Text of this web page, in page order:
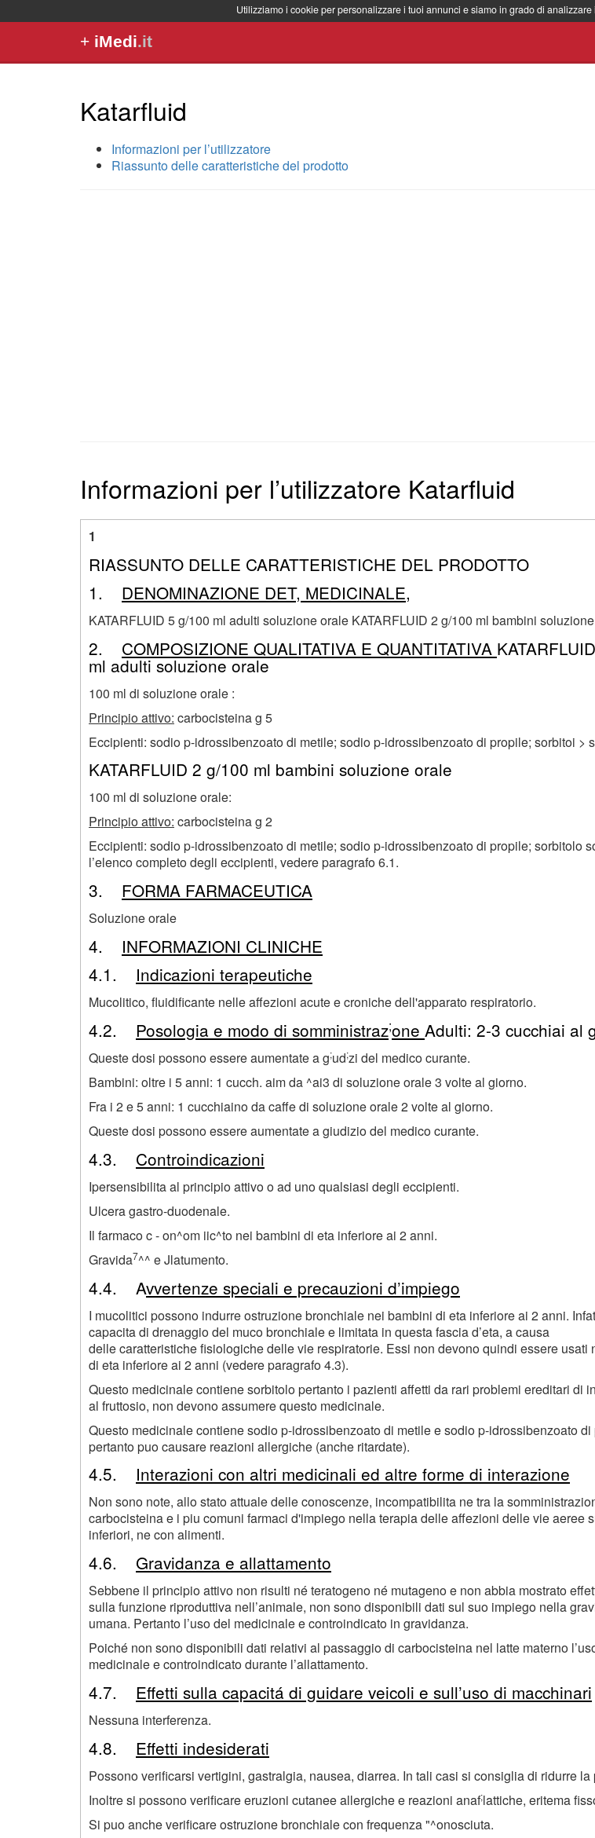
Utilizziamo i cookie per personalizzare i tuoi annunci e siamo in grado di analizzare
+ iMedi.it
Katarfluid
Informazioni per l’utilizzatore
Riassunto delle caratteristiche del prodotto
Informazioni per l’utilizzatore Katarfluid
1
RIASSUNTO DELLE CARATTERISTICHE DEL PRODOTTO
1. DENOMINAZIONE DET, MEDICINALE,
KATARFLUID 5 g/100 ml adulti soluzione orale KATARFLUID 2 g/100 ml bambini
2. COMPOSIZIONE QUALITATIVA E QUANTITATIVA
ml adulti soluzione orale
100 ml di soluzione orale :
Principio attivo: carbocisteina g 5
Eccipienti: sodio p-idrossibenzoato di metile; sodio p-idrossibenzoato di propile; sorbitoi >
KATARFLUID 2 g/100 ml bambini soluzione orale
100 ml di soluzione orale:
Principio attivo: carbocisteina g 2
Eccipienti: sodio p-idrossibenzoato di metile; sodio p-idrossibenzoato di propile; sorbitolo
l’elenco completo degli eccipienti, vedere paragrafo 6.1.
3. FORMA FARMACEUTICA
Soluzione orale
4. INFORMAZIONI CLINICHE
4.1. Indicazioni terapeutiche
Mucolitico, fluidificante nelle affezioni acute e croniche dell'apparato respiratorio.
4.2. Posologia e modo di somministraz;one Adulti: 2-3 cucchiai al
Queste dosi possono essere aumentate a g;ud;zi del medico curante.
Bambini: oltre i 5 anni: 1 cucch. aim da ^ai3 di soluzione orale 3 volte al giorno.
Fra i 2 e 5 anni: 1 cucchiaino da caffe di soluzione orale 2 volte al giorno.
Queste dosi possono essere aumentate a giudizio del medico curante.
4.3. Controindicazioni
Ipersensibilita al principio attivo o ad uno qualsiasi degli eccipienti.
Ulcera gastro-duodenale.
Il farmaco c - on^om iic^to nei bambini di eta inferiore ai 2 anni.
Gravida7^^ e Jlatumento.
4.4. Avvertenze speciali e precauzioni d’impiego
I mucolitici possono indurre ostruzione bronchiale nei bambini di eta inferiore ai 2 anni.
capacita di drenaggio del muco bronchiale e limitata in questa fascia d’eta, a causa
delle caratteristiche fisiologiche delle vie respiratorie. Essi non devono quindi essere usati
di eta inferiore ai 2 anni (vedere paragrafo 4.3).
Questo medicinale contiene sorbitolo pertanto i pazienti affetti da rari problemi ereditari di
al fruttosio, non devono assumere questo medicinale.
Questo medicinale contiene sodio p-idrossibenzoato di metile e sodio p-idrossibenzoato
pertanto puo causare reazioni allergiche (anche ritardate).
4.5. Interazioni con altri medicinali ed altre forme di interazione
Non sono note, allo stato attuale delle conoscenze, incompatibilita ne tra la
carbocisteina e i piu comuni farmaci d'impiego nella terapia delle affezioni delle vie aeree
inferiori, ne con alimenti.
4.6. Gravidanza e allattamento
Sebbene il principio attivo non risulti né teratogeno né mutageno e non abbia mostrato
sulla funzione riproduttiva nell’animale, non sono disponibili dati sul suo impiego nella
umana. Pertanto l’uso del medicinale e controindicato in gravidanza.
Poiché non sono disponibili dati relativi al passaggio di carbocisteina nel latte materno
medicinale e controindicato durante l’allattamento.
4.7. Effetti sulla capacitá di guidare veicoli e sull’uso di macchinari
Nessuna interferenza.
4.8. Effetti indesiderati
Possono verificarsi vertigini, gastralgia, nausea, diarrea. In tali casi si consiglia di ridurre la
Inoltre si possono verificare eruzioni cutanee allergiche e reazioni anaf;lattiche, eritema
Si puo anche verificare ostruzione bronchiale con frequenza "^onosciuta.